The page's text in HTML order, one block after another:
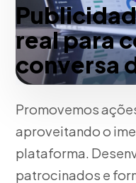
real para
conversa
Promovemos
aproveitando o
plataforma.
patrocinados e